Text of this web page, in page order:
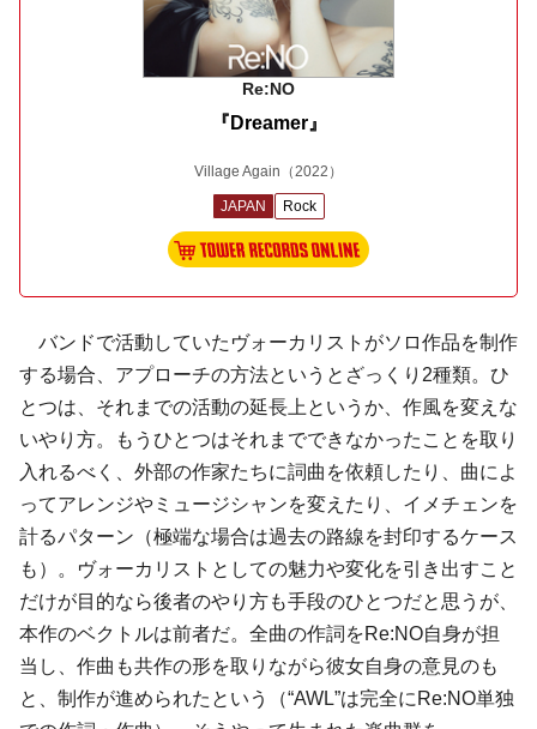
Re:NO
『Dreamer』
Village Again （2022）
JAPAN Rock
バンドで活動していたヴォーカリストがソロ作品を制作
する場合、アプローチの方法というとざっくり2種類。ひ
とつは、それまでの活動の延長上というか、作風を変えな
いやり方。もうひとつはそれまでできなかったことを取り
入れるべく、外部の作家たちに詞曲を依頼したり、曲によ
ってアレンジやミュージシャンを変えたり、イメチェンを
計るパターン（極端な場合は過去の路線を封印するケース
も）。ヴォーカリストとしての魅力や変化を引き出すこと
だけが目的なら後者のやり方も手段のひとつだと思うが、
本作のベクトルは前者だ。全曲の作詞をRe:NO自身が担
当し、作曲も共作の形を取りながら彼女自身の意見のも
と、制作が進められたという（“AWL”は完全にRe:NO単独